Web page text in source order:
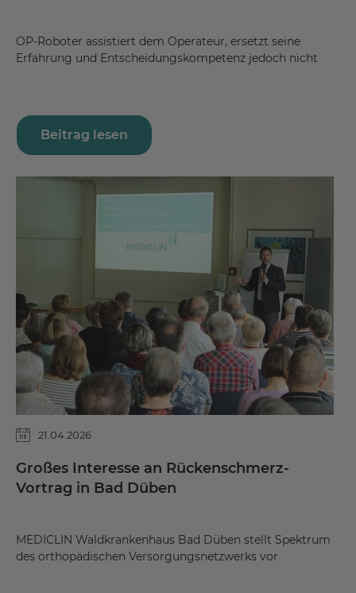
OP-Roboter assistiert dem Operateur, ersetzt seine
Erfahrung und Entscheidungskompetenz jedoch nicht
Beitrag lesen
21.04.2026
Großes Interesse an Rückenschmerz-
Vortrag in Bad Düben
MEDICLIN Waldkrankenhaus Bad Düben stellt Spektrum
des orthopädischen Versorgungsnetzwerks vor